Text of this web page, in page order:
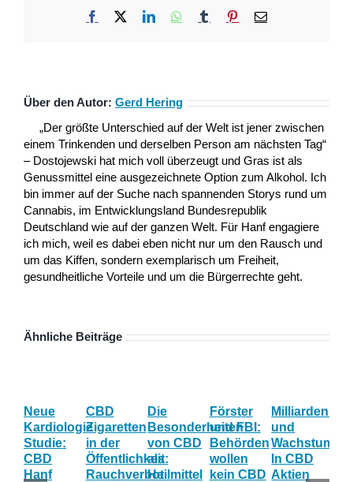
Facebook LinkedInWhatsApp
Tumblr Pinterest
E-
Über den Autor: Gerd Hering
„Der größte Unterschied auf der Welt ist jener zwischen
einem Trinkenden und derselben Person am nächsten Tag“
– Dostojewski hat mich voll überzeugt und Gras ist als
Genussmittel eine ausgezeichnete Option zum Alkohol. Ich
bin immer auf der Suche nach spannenden Storys rund um
Cannabis, im Entwicklungsland Bundesrepublik
Deutschland wie auf der ganzen Welt. Für Hanf engagiere
ich mich, weil es dabei eben nicht nur um den Rausch und
um das Kiffen, sondern exemplarisch um Freiheit,
gesundheitliche Vorteile und um die Bürgerrechte geht.
Ähnliche Beiträge
Neue
Kardiologie
Studie:
CBD
Hanf
CBD
Zigaretten
in der
Öffentlichkeit:
Rauchverbot
Die
Besonderheiten
von CBD
als
Heilmittel
Förster
und FBI:
Behörden
wollen
kein CBD
und
Wachstum:
In CBD
Aktien